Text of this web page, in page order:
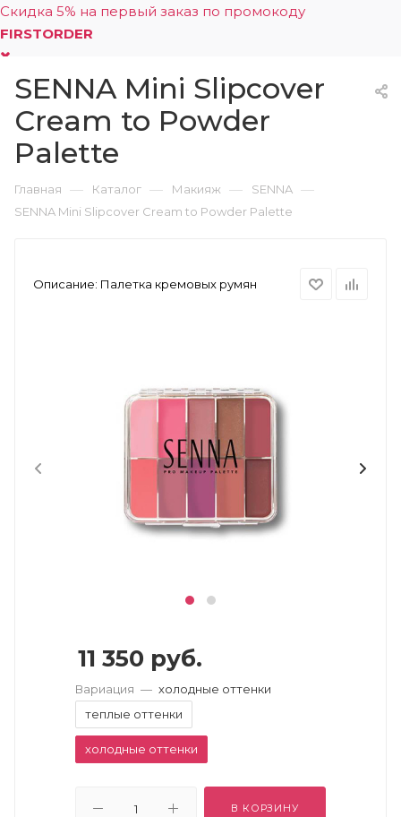
Скидка 5% на первый заказ по промокоду
FIRSTORDER
0
SENNA Mini Slipcover
Cream to Powder
Palette
Главная — Каталог — Макияж — SENNA —
SENNA Mini Slipcover Cream to Powder Palette
Описание: Палетка кремовых румян
11 350 руб.
Вариация — холодные оттенки
теплые оттенки
холодные оттенки
В КОРЗИНУ